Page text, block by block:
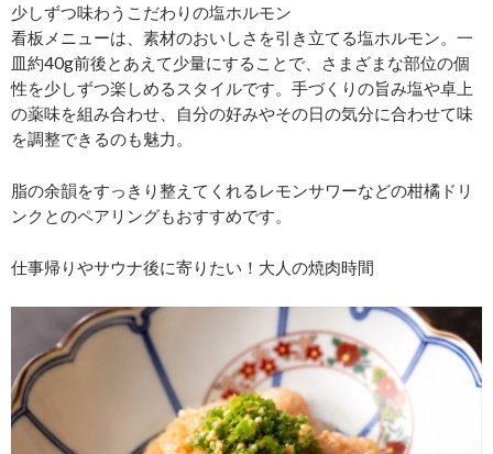
少しずつ味わうこだわりの塩ホルモン
看板メニューは、素材のおいしさを引き立てる塩ホルモン。一
皿約40g前後とあえて少量にすることで、さまざまな部位の個
性を少しずつ楽しめるスタイルです。手づくりの旨み塩や卓上
の薬味を組み合わせ、自分の好みやその日の気分に合わせて味
を調整できるのも魅力。
脂の余韻をすっきり整えてくれるレモンサワーなどの柑橘ドリ
ンクとのペアリングもおすすめです。
仕事帰りやサウナ後に寄りたい！大人の焼肉時間